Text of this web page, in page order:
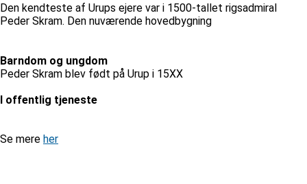
Den kendteste af Urups ejere var i 1500-tallet rigsadmiral
Peder Skram. Den nuværende hovedbygning
Barndom og ungdom
Peder Skram blev født på Urup i 15XX
I offentlig tjeneste
Se mere her